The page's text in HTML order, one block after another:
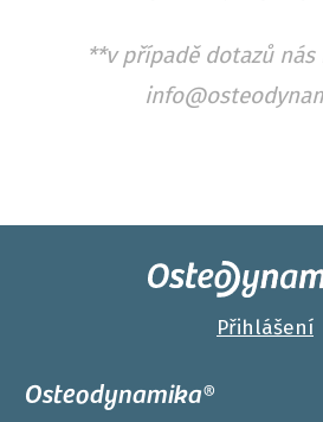
**v případě dotazů
Přihlášení
Osteodynamika®